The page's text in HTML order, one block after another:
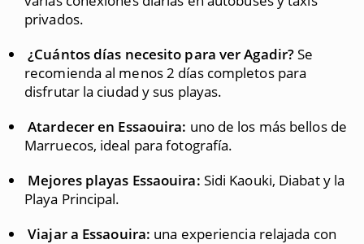
privados.
¿Cuántos días necesito para ver Agadir?Se
recomienda al menos 2 días completos para
disfrutar la ciudad y sus playas.
Atardecer en Essaouira: uno de los más bellos de
Marruecos, ideal para fotografía.
Mejores playas Essaouira: Sidi Kaouki, Diabat y la
Playa Principal.
Viajar a Essaouira: una experiencia relajada con